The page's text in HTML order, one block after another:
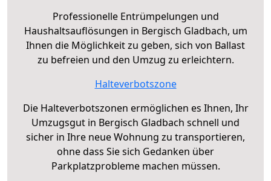
Professionelle Entrümpelungen und
Haushaltsauflösungen in Bergisch Gladbach, um
Ihnen die Möglichkeit zu geben, sich von Ballast
zu befreien und den Umzug zu erleichtern.
Halteverbotszone
Die Halteverbotszonen ermöglichen es Ihnen, Ihr
Umzugsgut in Bergisch Gladbach schnell und
sicher in Ihre neue Wohnung zu transportieren,
ohne dass Sie sich Gedanken über
Parkplatzprobleme machen müssen.